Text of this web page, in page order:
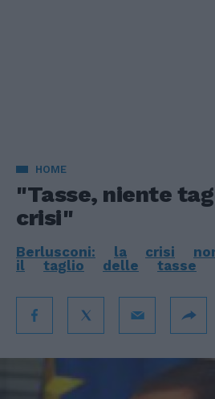
HOME
"Tasse, niente
crisi"
Berlusconi: la crisi
il
taglio delle tasse